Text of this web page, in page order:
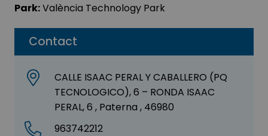
Contact
CALLE ISAAC PERAL Y CABALLERO (PQ
TECNOLOGICO), 6 – RONDA ISAAC
PERAL, 6 , Paterna , 46980
963742212
Park:València Technology Park